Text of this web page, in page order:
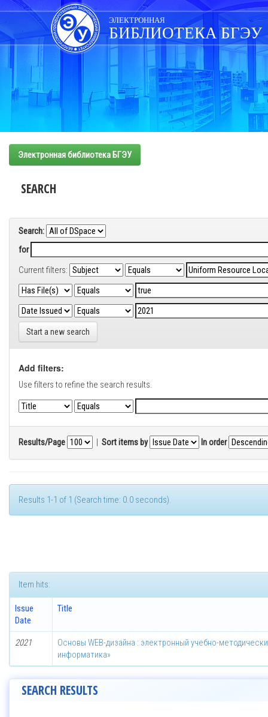
Skip
navigation
ЭЛЕКТРОННАЯ
БИБЛИОТЕКА БГЭУ
Электронная библиотека БГЭУ
SEARCH
Search:
for
Current filters:
Start a new search
Add filters:
Use filters to refine the search results.
Results/Page | Sort items by In order
Results 1-1 of 1 (Search time: 0.0 seconds).
Item hits:
Issue
Date
Title
2021
Основы WEB-дизайна : электронный учебно-
информатика»
SEARCH RESULTS